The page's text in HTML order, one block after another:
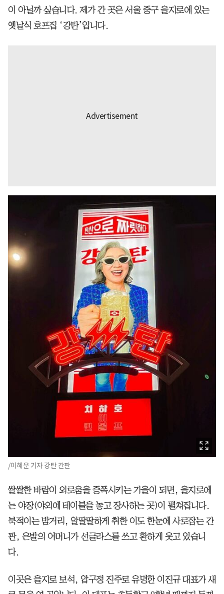
이 아닐까 싶습니다. 제가 간 곳은 서울 중구 을지로에 있는
옛날식 호프집 ‘강탄’입니다.
/이혜운 기자 강탄 간판
쌀쌀한 바람이 외로움을 증폭시키는 가을이 되면, 을지로에
는 야장(야외에 테이블을 놓고 장사하는 곳)이 펼쳐집니다.
북적이는 밤거리, 알딸딸하게 취한 이도 한눈에 사로잡는 간
판, 은발의 어머니가 선글라스를 쓰고 환하게 웃고 있습니
다.
이곳은 을지로 보석, 압구정 진주로 유명한 이진규 대표가 새